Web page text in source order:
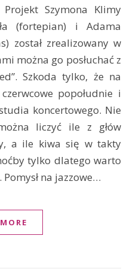
Projekt Szymona Klimy
(fortepian) i Adama
został zrealizowany w
można go posłuchać z
Szkoda tylko, że na
popołudnie i
koncertowego. Nie
liczyć ile z głów
a ile kiwa się w takty
tylko dlatego warto
na jazzowe…